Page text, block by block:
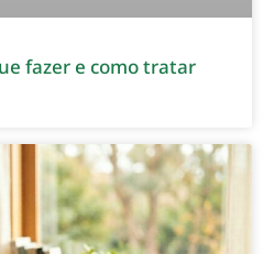
fazer e como tratar